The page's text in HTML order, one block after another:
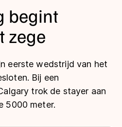
begint
zege
eerste wedstrijd van het
Bij een
trok de stayer aan
5000 meter.